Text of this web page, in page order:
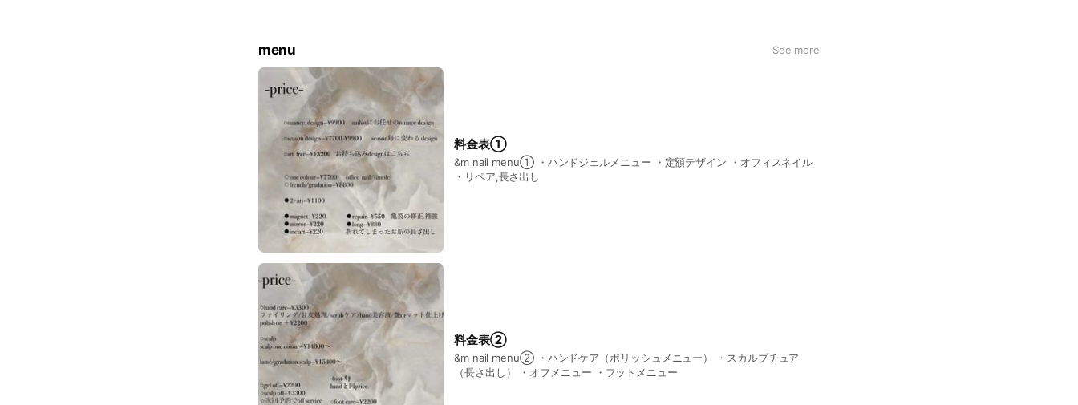
menu See more
料金表①
&m nail menu① ・ハンドジェルメニュー ・定額デザイン ・オフィスネイル
・リペア,長さ出し
料金表②
&m nail menu② ・ハンドケア（ポリッシュメニュー） ・スカルプチュア
（長さ出し） ・オフメニュー ・フットメニュー